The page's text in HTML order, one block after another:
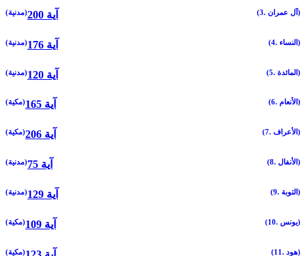
(3. آل عمران) (مدنية) 200 آية
(4. النساء) (مدنية) 176 آية
(5. المائدة) (مدنية) 120 آية
(6. الأنعام) (مكية) 165 آية
(7. الأعراف) (مكية) 206 آية
(8. الأنفال) (مدنية) 75 آية
(9. التوبة) (مدنية) 129 آية
(10. يونس) (مكية) 109 آية
(11. هود) (مكية)